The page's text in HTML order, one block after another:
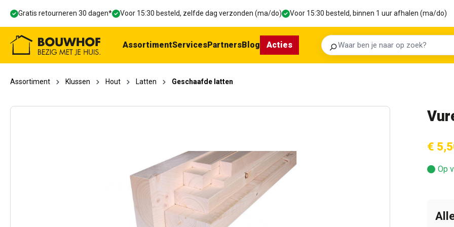
Ga naar de hoofdnavigatie
Gratis retourneren 30 dagen* Voor 15:30 besteld, zelfde dag verzonden (ma/do) Voor 15:30 besteld, binnen 1 uur afhalen (ma/do)
Zoeken
AssortimentServicesPartnersBlog Acties
Assortiment Klussen Hout Latten Geschaafde latten
€
Op